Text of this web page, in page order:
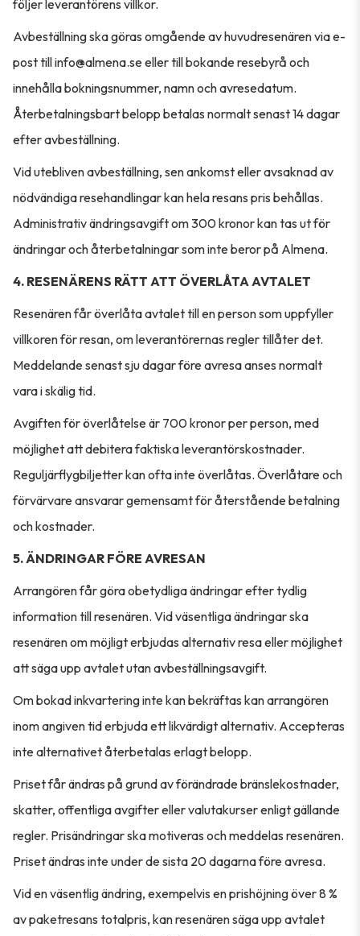
följer leverantörens villkor.
Avbeställning ska göras omgående av huvudresenären via e-
post till info@almena.se eller till bokande resebyrå och
innehålla bokningsnummer, namn och avresedatum.
Återbetalningsbart belopp betalas normalt senast 14 dagar
efter avbeställning.
Vid utebliven avbeställning, sen ankomst eller avsaknad av
nödvändiga resehandlingar kan hela resans pris behållas.
Administrativ ändringsavgift om 300 kronor kan tas ut för
ändringar och återbetalningar som inte beror på Almena.
4. RESENÄRENS RÄTT ATT ÖVERLÅTA AVTALET
Resenären får överlåta avtalet till en person som uppfyller
villkoren för resan, om leverantörernas regler tillåter det.
Meddelande senast sju dagar före avresa anses normalt
vara i skälig tid.
Avgiften för överlåtelse är 700 kronor per person, med
möjlighet att debitera faktiska leverantörskostnader.
Reguljärflygbiljetter kan ofta inte överlåtas. Överlåtare och
förvärvare ansvarar gemensamt för återstående betalning
och kostnader.
5. ÄNDRINGAR FÖRE AVRESAN
Arrangören får göra obetydliga ändringar efter tydlig
information till resenären. Vid väsentliga ändringar ska
resenären om möjligt erbjudas alternativ resa eller möjlighet
att säga upp avtalet utan avbeställningsavgift.
Om bokad inkvartering inte kan bekräftas kan arrangören
inom angiven tid erbjuda ett likvärdigt alternativ. Accepteras
inte alternativet återbetalas erlagt belopp.
Priset får ändras på grund av förändrade bränslekostnader,
skatter, offentliga avgifter eller valutakurser enligt gällande
regler. Prisändringar ska motiveras och meddelas resenären.
Priset ändras inte under de sista 20 dagarna före avresa.
Vid en väsentlig ändring, exempelvis en prishöjning över 8 %
av paketresans totalpris, kan resenären säga upp avtalet